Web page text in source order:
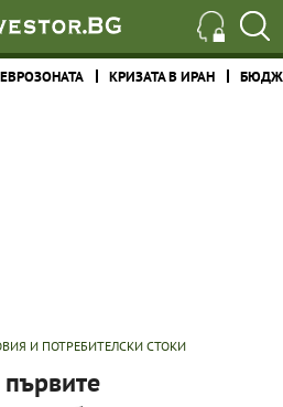
КРИЗАТА В ИРАН
И ПОТРЕБИТЕЛСКИ СТОКИ